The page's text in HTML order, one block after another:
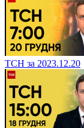
ТСН за 2023.12.20